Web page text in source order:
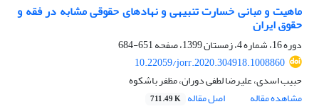
ماهیت و مبانی خسارت تنبیهی و نهادهای حقوقی مشابه در فقه و
حقوق ایران
دوره 16، شماره 4، زمستان 1399، صفحه
651-684
10.22059/jorr.2020.304918.1008860
حبیب اسدی، علیرضا لطفی دوران، مظفر باشکوه
مشاهده مقاله
اصل مقاله 711.49 K